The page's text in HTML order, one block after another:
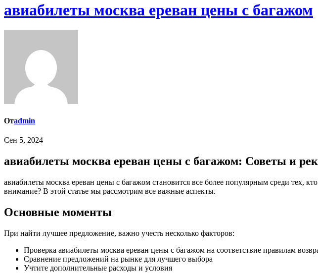
авиабилеты москва ереван цены с багажом
Отadmin
Сен 5, 2024
авиабилеты москва ереван цены с багажом: Советы и
авиабилеты москва ереван цены с багажом становится все более популярным среди тех, кто хочет избежать ошибок. Но как правильно найти лучшее предложение и на что стоит обратить
внимание? В этой статье мы рассмотрим все важные аспекты.
Основные моменты
При найти лучшее предложение, важно учесть несколько факторов:
Проверка авиабилеты москва ереван цены с багажом на соответствие правилам
Сравнение предложений на рынке для лучшего выбора
Учтите дополнительные расходы и условия